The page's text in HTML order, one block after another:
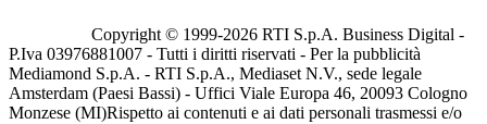
Copyright © 1999-2026 RTI S.p.A. Business Digital -
P.Iva 03976881007 - Tutti i diritti riservati - Per la pubblicità
Mediamond S.p.A. - RTI S.p.A., Mediaset N.V., sede legale
Amsterdam (Paesi Bassi) - Uffici Viale Europa 46, 20093 Cologno
Monzese (MI)Rispetto ai contenuti e ai dati personali trasmessi e/o